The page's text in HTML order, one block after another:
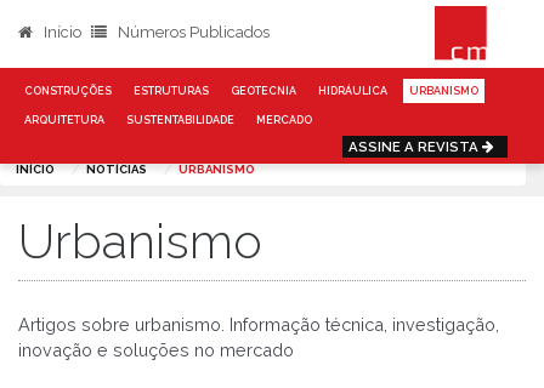
Início Números Publicados
CONSTRUÇÕES ESTRUTURAS GEOTECNIA HIDRÁULICA URBANISMO
ARQUITETURA SUSTENTABILIDADE MERCADO
ASSINE A REVISTA
INÍCIO NOTÍCIAS URBANISMO
Urbanismo
Artigos sobre urbanismo. Informação técnica, investigação,
inovação e soluções no mercado